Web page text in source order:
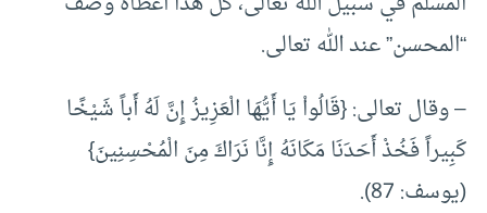
“المحسن” عند الله تعالى.
– وقال تعالى: {قَالُواْ يَا أَيُّهَا الْعَزِيزُ إِنَّ لَهُ أَباً شَيْخًا
كَبِيراً فَخُذْ أَحَدَنَا مَكَانَهُ إِنَّا نَرَاكَ مِنَ الْمُحْسِنِينَ}
(يوسف: 87).